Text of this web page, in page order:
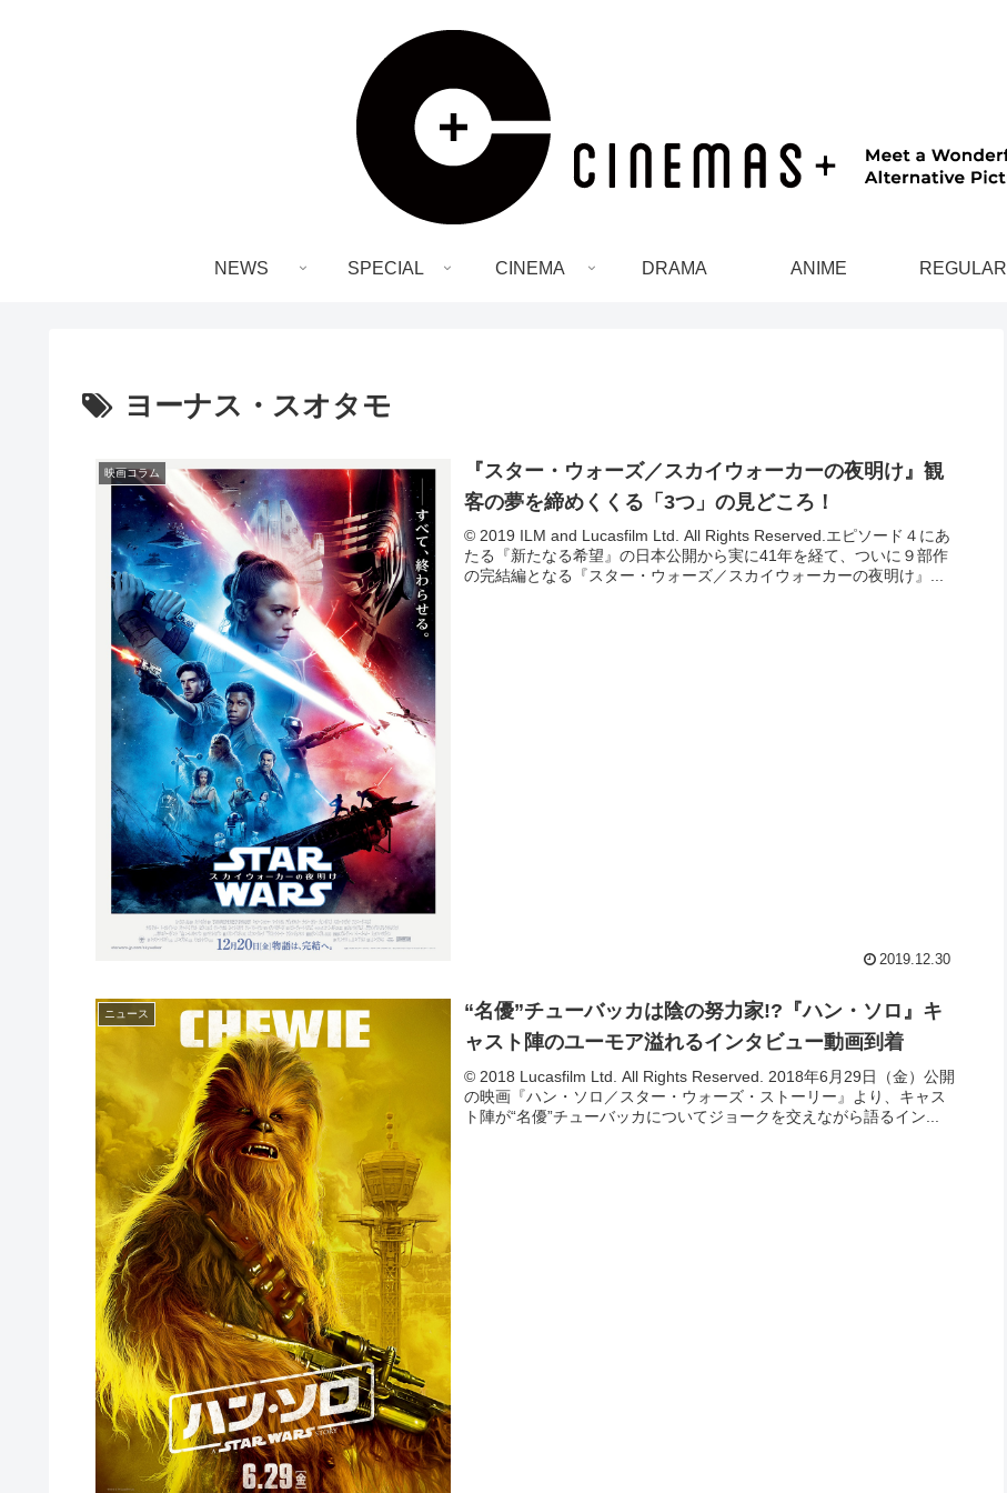
NEWS SPECIAL CINEMA DRAMA ANIME REGULAR
ヨーナス・スオタモ
映画コラム
『スター・ウォーズ／スカイウォーカーの夜明け』観
客の夢を締めくくる「3つ」の見どころ！
© 2019 ILM and Lucasfilm Ltd. All Rights Reserved.エピソード４にあ
たる『新たなる希望』の日本公開から実に41年を経て、ついに９部作
の完結編となる『スター・ウォーズ／スカイウォーカーの夜明け』...
2019.12.30
ニュース
“名優”チューバッカは陰の努力家!?『ハン・ソロ』キ
ャスト陣のユーモア溢れるインタビュー動画到着
© 2018 Lucasfilm Ltd. All Rights Reserved. 2018年6月29日（金）公開
の映画『ハン・ソロ／スター・ウォーズ・ストーリー』より、キャス
ト陣が“名優”チューバッカについてジョークを交えながら語るイン...